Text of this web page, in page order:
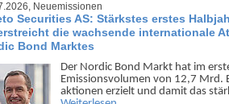
Neuemissionen
Securities AS: Stärkstes erstes
die wachsende internationale
Bond Marktes
Der Nordic Bond Markt hat im
Emis­sions­vo­lumen von 12,7 Mrd.
aktionen erzielt und damit das